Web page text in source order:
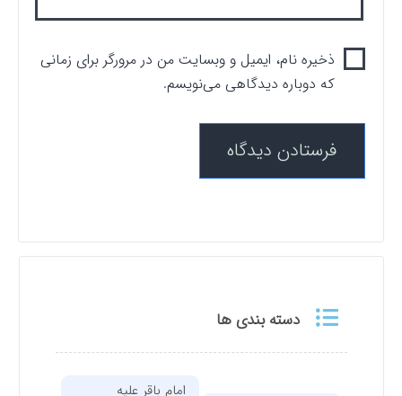
دسته بندی ها
امام باقر علیه
ذخیره نام، ایمیل و وبسایت من در مرورگر برای زمانی
که دوباره دیدگاهی می‌نویسم.